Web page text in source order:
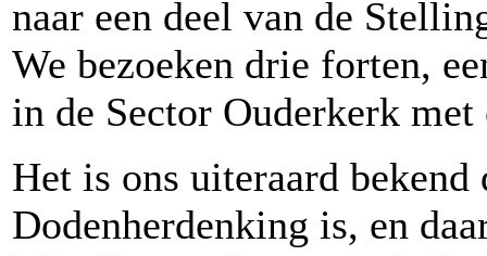
naar een deel van de
We bezoeken drie forten,
in de Sector Ouderkerk
Het is ons uiteraard bekend
Dodenherdenking is, en